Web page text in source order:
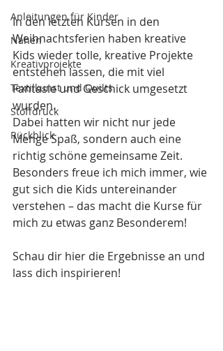
Anleitungen für Kinder
Nähen
Kreativprojekte
Textilkunst und Quilts
Stoffdruck
Rückblick
In den letzten Kursen in den
Weihnachtsferien haben kreative
Kids wieder tolle, kreative Projekte
entstehen lassen, die mit viel
Fantasie und Geschick umgesetzt
wurden.
Dabei hatten wir nicht nur jede
Menge Spaß, sondern auch eine
richtig schöne gemeinsame Zeit.
Besonders freue ich mich immer, wie
gut sich die Kids untereinander
verstehen – das macht die Kurse für
mich zu etwas ganz Besonderem!
Schau dir hier die Ergebnisse an und
lass dich inspirieren!